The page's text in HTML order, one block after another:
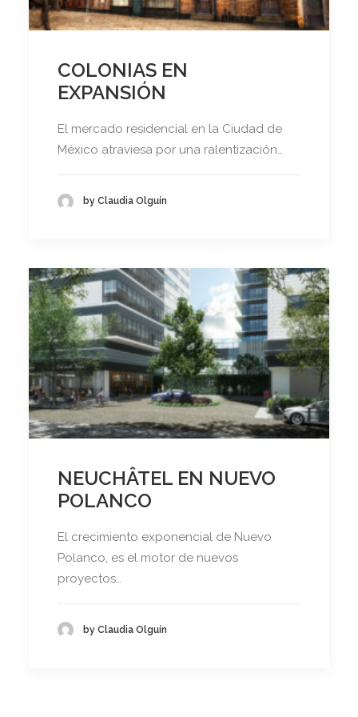
COLONIAS EN
EXPANSIÓN
El mercado residencial en la Ciudad de
México atraviesa por una ralentización…
by Claudia Olguín
NEUCHÂTEL EN NUEVO
POLANCO
El crecimiento exponencial de Nuevo
Polanco, es el motor de nuevos
proyectos…
by Claudia Olguín